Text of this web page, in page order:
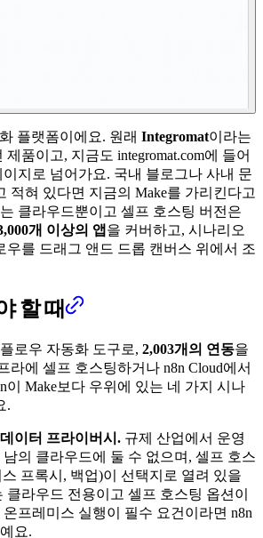
플랫폼이에요. 원래 Integromat이라는
품이고, 지금도 integromat.com에 들어
이지로 넘어가요. 국내 블로그나 사내 문
적혀 있다면 지금의 Make를 가리킨다고
클라우드뿐이고 셀프 호스팅 버전은
개 이상의 앱 을 커버하고, 시나리오
우를 드래그 앤드 드롭 캔버스 위에서 조
할 때
로우 자동화 도구로, 2,003개의 연동을
라에 셀프 호스팅하거나 n8n Cloud에서
이 Make보다 우위에 있는 네 가지 시나
.
이터 프라이버시. 규제 산업에서 운영
의 클라우드에 둘 수 없으며, 셀프 호스
스 프록시, 백업)이 선택지로 열려 있을
클라우드 전용이고 셀프 호스팅 옵션이
프레미스 실행이 필수 요건이라면 n8n
요.